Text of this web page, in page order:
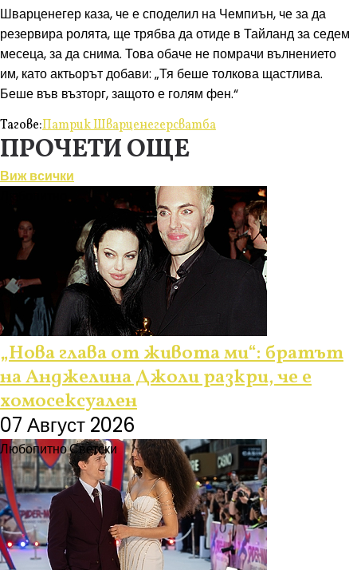
Шварценегер каза, че е споделил на Чемпиън, че за да
резервира ролята, ще трябва да отиде в Тайланд за седем
месеца, за да снима. Това обаче не помрачи вълнението
им, като актьорът добави: „Тя беше толкова щастлива.
Беше във възторг, защото е голям фен.“
Тагове:Патрик Шварценегерсватба
ПРОЧЕТИ ОЩЕ
Виж всички
„Нова глава от живота ми“: братът
на Анджелина Джоли разкри, че е
хомосексуален
07 Август 2026
ЛюбопитноСветски